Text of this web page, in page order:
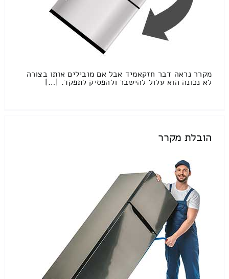
מקרר נראה דבר חזקאמיד אבל אם מובילים אותו בצורה
לא נכונה הוא עלול להישבר ולהפסיק לתפקד. […]
הובלת מקרר